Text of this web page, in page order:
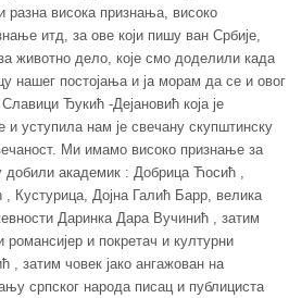
разна висока признања, високо
итд, за ове који пишу ван Србије,
животно дело, које смо доделили када
нашег постојања и ја морам да се и овог
Ђукић -Дејановић која је
уступила нам је свечану скупштинску
Ми имамо високо признање за
академик : Добрица Ћосић ,
Кустурица, Дојна Галић Барр, велика
Даринка Дара Вучинић , затим
и покретач и културни
, затим човек јако ангажован на
српског народа писац и публициста